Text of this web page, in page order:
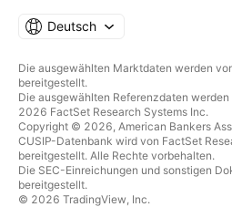
Deutsch
Die ausgewählten Marktdaten werden
bereitgestellt.
Die ausgewählten Referenzdaten
2026 FactSet Research Systems Inc.
Copyright © 2026, American Bankers
CUSIP-Datenbank wird von FactSet
bereitgestellt. Alle Rechte vorbehalten.
Die SEC-Einreichungen und sonstigen
bereitgestellt.
© 2026 TradingView, Inc.